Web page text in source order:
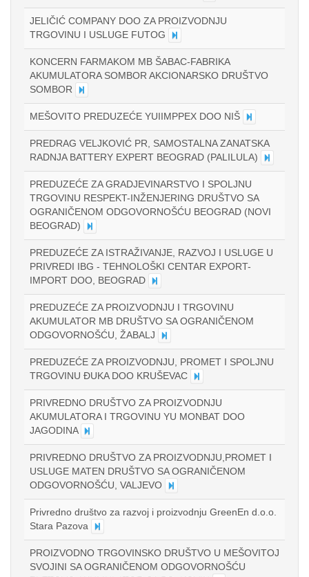
JELIČIĆ COMPANY DOO ZA PROIZVODNJU
TRGOVINU I USLUGE FUTOG
KONCERN FARMAKOM MB ŠABAC-FABRIKA
AKUMULATORA SOMBOR AKCIONARSKO DRUŠTVO
SOMBOR
MEŠOVITO PREDUZEĆE YUIIMPPEX DOO NIŠ
PREDRAG VELJKOVIĆ PR, SAMOSTALNA ZANATSKA
RADNJA BATTERY EXPERT BEOGRAD (PALILULA)
PREDUZEĆE ZA GRADJEVINARSTVO I SPOLJNU
TRGOVINU RESPEKT-INŽENJERING DRUŠTVO SA
OGRANIČENOM ODGOVORNOŠĆU BEOGRAD (NOVI
BEOGRAD)
PREDUZEĆE ZA ISTRAŽIVANJE, RAZVOJ I USLUGE U
PRIVREDI IBG - TEHNOLOŠKI CENTAR EXPORT-
IMPORT DOO, BEOGRAD
PREDUZEĆE ZA PROIZVODNJU I TRGOVINU
AKUMULATOR MB DRUŠTVO SA OGRANIČENOM
ODGOVORNOŠĆU, ŽABALJ
PREDUZEĆE ZA PROIZVODNJU, PROMET I SPOLJNU
TRGOVINU ĐUKA DOO KRUŠEVAC
PRIVREDNO DRUŠTVO ZA PROIZVODNJU
AKUMULATORA I TRGOVINU YU MONBAT DOO
JAGODINA
PRIVREDNO DRUŠTVO ZA PROIZVODNJU,PROMET I
USLUGE MATEN DRUŠTVO SA OGRANIČENOM
ODGOVORNOŠĆU, VALJEVO
Privredno društvo za razvoj i proizvodnju GreenEn d.o.o.
Stara Pazova
PROIZVODNO TRGOVINSKO DRUŠTVO U MEŠOVITOJ
SVOJINI SA OGRANIČENOM ODGOVORNOŠĆU